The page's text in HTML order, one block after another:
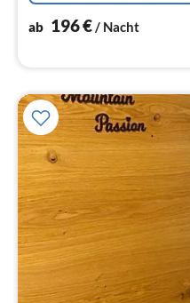
ab 196€/ Nacht